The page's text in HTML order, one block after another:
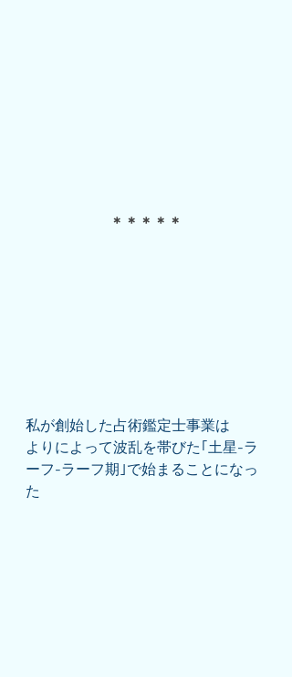
＊＊＊＊＊
私が創始した占術鑑定士事業は
よりによって波乱を帯びた｢土星-ラ
ーフ-ラーフ期｣で始まることになっ
た